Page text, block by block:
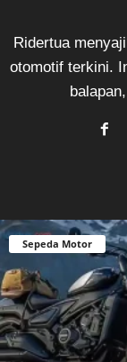
Ridertua
otomotif terkini.
Sepeda Motor